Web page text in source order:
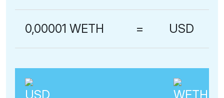
0,00001 WETH = USD